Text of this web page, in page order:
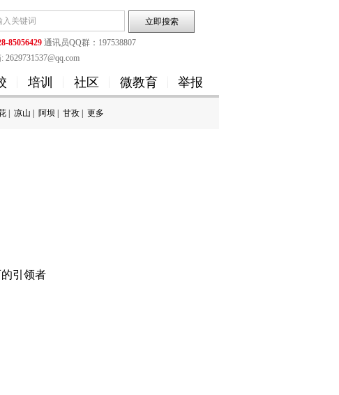
85056429 通讯员QQ群：197538807
2629731537@qq.com
培训 社区 微教育 举报
凉山 阿坝 甘孜 更多
引领者